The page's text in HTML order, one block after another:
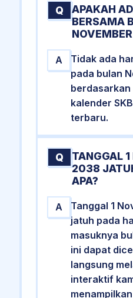
Q
APAKAH
BERSAMA
A
Tidak ada
pada bulan
berdasarkan
kalender
terbaru.
Q
TANGGAL
2038
APA?
A
Tanggal 1
jatuh pada
masuknya
ini dapat
langsung
interaktif